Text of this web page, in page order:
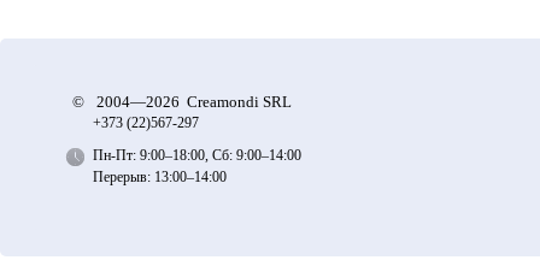
© 2004—2026 Creamondi SRL
+373 (22)567-297
Пн-Пт: 9:00–18:00, Сб: 9:00–14:00
Перерыв: 13:00–14:00